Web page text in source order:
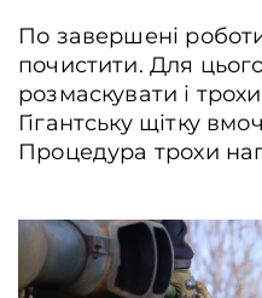
По завершені
почистити. Для
розмаскувати і
Гігантську щітку
Процедура трохи